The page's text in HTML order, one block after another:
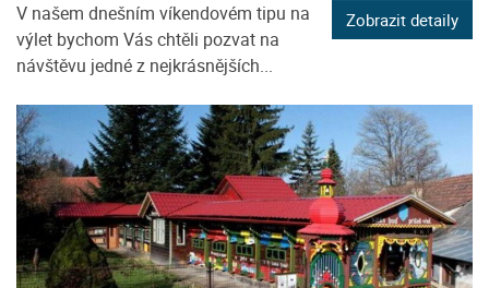
V našem dnešním víkendovém tipu na
výlet bychom Vás chtěli pozvat na
návštěvu jedné z nejkrásnějších...
Zobrazit detaily